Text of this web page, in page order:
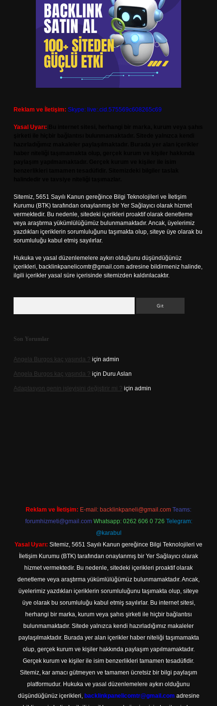
Reklam ve İletişim: Skype: live:.cid.575569c608265c69
Yasal Uyarı:
Sitemiz, 5651 Sayılı Kanun gereğince Bilgi Teknolojileri ve İletişim
Kurumu (BTK) tarafından onaylanmış bir Yer Sağlayıcı olarak hizmet
vermektedir. Bu nedenle, sitedeki içerikleri proaktif olarak denetleme
veya araştırma yükümlülüğümüz bulunmamaktadır. Ancak, üyelerimiz
yazdıkları içeriklerin sorumluluğunu taşımakta olup, siteye üye olarak bu
sorumluluğu kabul etmiş sayılırlar.
Hukuka ve yasal düzenlemelere aykırı olduğunu düşündüğünüz
içerikleri, backlinkpanelicomtr@gmail.com adresine bildirmeniz halinde,
ilgili içerikler yasal süre içerisinde sitemizden kaldırılacaktır.
Son Yorumlar
Angela Burgos kaç yaşında ? için admin
Angela Burgos kaç yaşında ? için Duru Aslan
Adaptasyon genin işleyişini değiştirir mi ? için admin
Reklam ve İletişim: E-mail: backlinkpaneli@gmail.com Teams:
forumhizmeti@gmail.com Whatsapp: 0262 606 0 726 Telegram:
@karabul
Yasal Uyarı: Sitemiz, 5651 Sayılı Kanun gereğince Bilgi Teknolojileri ve
İletişim Kurumu (BTK) tarafından onaylanmış bir Yer Sağlayıcı olarak
hizmet vermektedir. Bu nedenle, sitedeki içerikleri proaktif olarak
denetleme veya araştırma yükümlülüğümüz bulunmamaktadır. Ancak,
üyelerimiz yazdıkları içeriklerin sorumluluğunu taşımakta olup, siteye
üye olarak bu sorumluluğu kabul etmiş sayılırlar. Bu internet sitesi,
herhangi bir marka, kurum veya şahıs şirketi ile hiçbir bağlantısı
bulunmamaktadır. Sitede yalnızca kendi hazırladığımız makaleler
paylaşılmaktadır. Burada yer alan içerikler haber niteliği taşımamakta
olup, gerçek kurum ve kişiler hakkında paylaşım yapılmamaktadır.
Gerçek kurum ve kişiler ile isim benzerlikleri tamamen tesadüfidir.
Sitemiz, kar amacı gütmeyen ve tamamen ücretsiz bir bilgi paylaşım
platformudur. Hukuka ve yasal düzenlemelere aykırı olduğunu
düşündüğünüz içerikleri, backlinkpanelicomtr@gmail.com adresine